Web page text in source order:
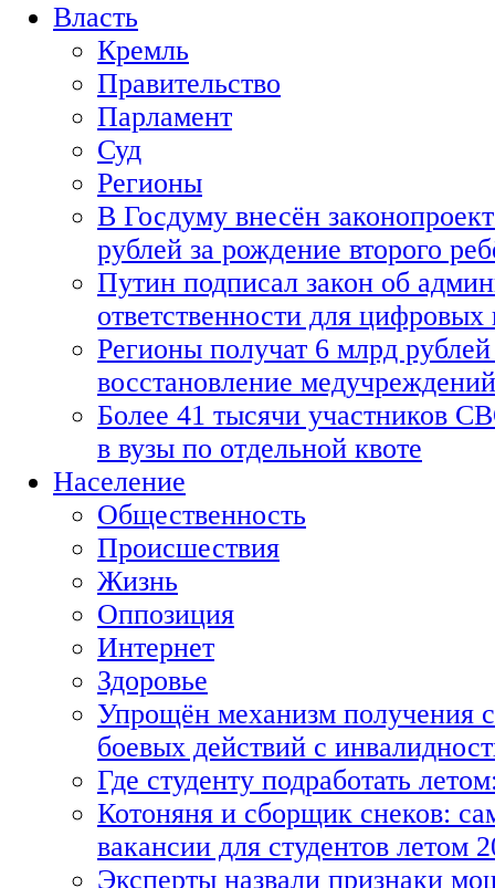
Власть
Кремль
Правительство
Парламент
Суд
Регионы
В Госдуму внесён
рублей за рождение второго
Путин подписал закон об
ответственности для
Регионы получат 6 млрд рублей
восстановление медучреждений
Более 41 тысячи участников
в вузы по отдельной квоте
Население
Общественность
Происшествия
Жизнь
Оппозиция
Интернет
Здоровье
Упрощён механизм получения
боевых действий с
Где студенту подработать
Котоняня и сборщик снеков:
вакансии для студентов летом
Эксперты назвали признаки